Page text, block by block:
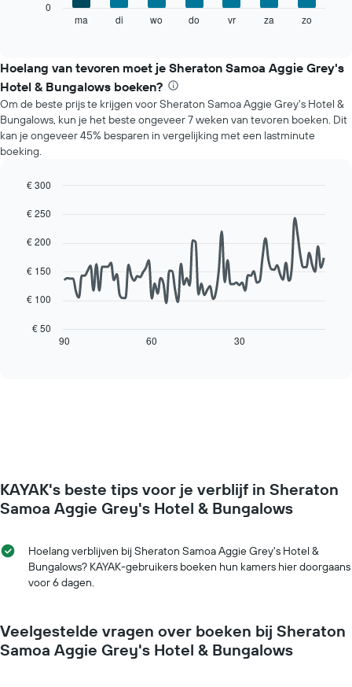
heeft
1
Y-
as
met
de
gemiddelde
van
kamer
de
gemiddelde
prijs
van
een
kamer
voor
dag
de
De
heeft
X-
met
Y-
as
met
prijs
van
een
ma di wo do vr za zo
0
Hoelang van tevoren moet je Sheraton Samoa Aggie Grey's
Hotel & Bungalows boeken?
Om de beste prijs te krijgen voor Sheraton Samoa Aggie Grey's Hotel &
Bungalows, kun je het beste ongeveer 7 weken van tevoren boeken. Dit
kan je ongeveer 45% besparen in vergelijking met een lastminute
boeking.
chart
90
De
grafiek
verblijfsdatum
nadert.
toont
X-
het
aantal
dagen
graphic.
90 60 30
€ 50
€ 100
€ 150
€ 200
€ 250
€ 300
KAYAK's beste tips voor je verblijf in Sheraton
Samoa Aggie Grey's Hotel & Bungalows
Hoelang verblijven bij Sheraton Samoa Aggie Grey's Hotel &
Bungalows? KAYAK-gebruikers boeken hun kamers hier doorgaans
voor 6 dagen.
Veelgestelde vragen over boeken bij Sheraton
Samoa Aggie Grey's Hotel & Bungalows